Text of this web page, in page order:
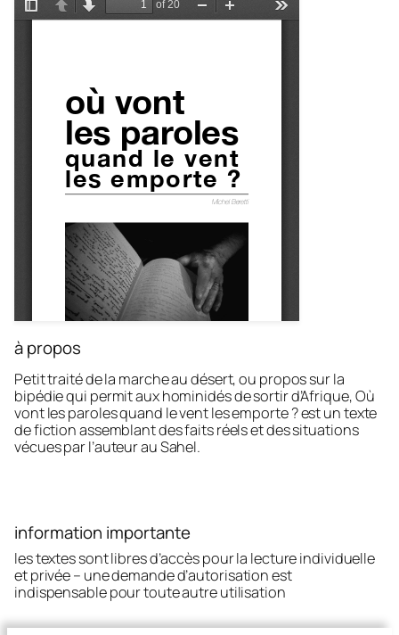
à propos
Petit traité de la marche au désert, ou propos sur la
bipédie qui permit aux hominidés de sortir d’Afrique,Où
vont les paroles quand le vent les emporte ?est un texte
de fiction assemblant des faits réels et des situations
vécues par l’auteur au Sahel.
information importante
les textes sont libres d’accès pour la lecture individuelle
et privée – une demande d’autorisation est
indispensable pour toute autre utilisation